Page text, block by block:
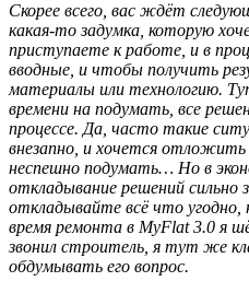
Скорее всего, вас ждёт
какая-то задумка, которую
приступаете к работе, и в
вводные, и чтобы получить
материалы или технологию.
времени на подумать, все
процессе. Да, часто такие
внезапно, и хочется
неспешно подумать… Но в
откладывание решений сильно
откладывайте всё что угодно,
время ремонта в MyFlat 3.0 я
звонил строитель, я тут же
обдумывать его вопрос.